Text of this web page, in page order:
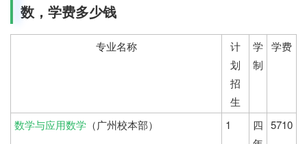
数，学费多少钱
专业名称
计
划
招
生
学
制
学费
数学与应用数学 （广州校本部） 1
四 5710